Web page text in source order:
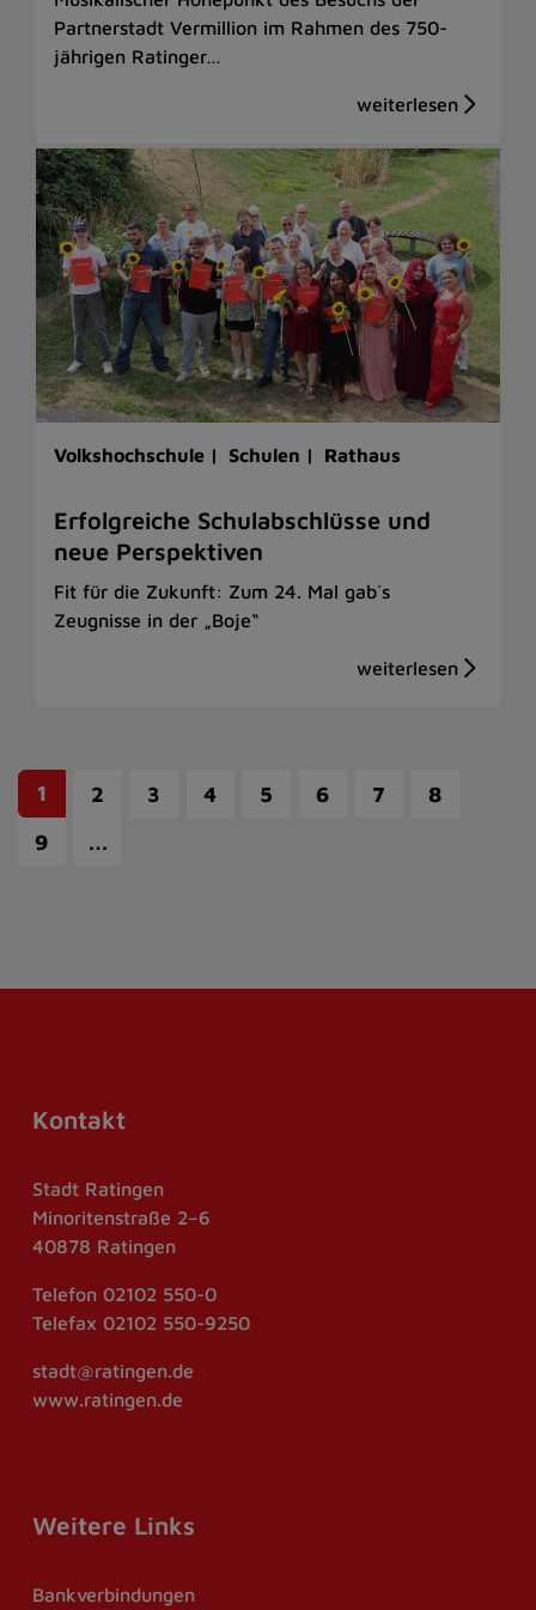
Partnerstadt Vermillion im Rahmen des 750-
jährigen Ratinger…
Volkshochschule | Schulen | Rathaus
Erfolgreiche Schulabschlüsse und
neue Perspektiven
Fit für die Zukunft: Zum 24. Mal gab´s
Zeugnisse in der „Boje“
1 2 3 4 5 6 7
8
9
…
Kontakt
Stadt Ratingen
Minoritenstraße 2–6
40878 Ratingen
Telefon 02102 550-0
Telefax 02102 550-9250
stadt@ratingen.de
www.ratingen.de
Weitere Links
Bankverbindungen